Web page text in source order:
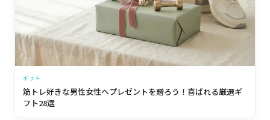
ギフト
筋トレ好きな男性女性へプレゼントを贈ろう！喜ばれる厳選ギ
フト28選